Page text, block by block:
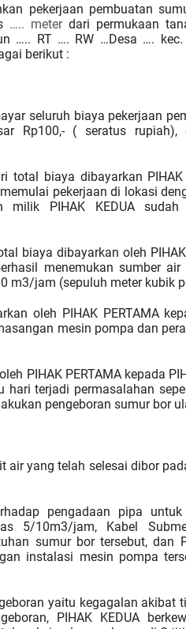
pekerjaan pembuatan
….. meterdari permukaan
….. RT …. RW …Desa ….
berikut :
seluruh biaya pekerjaan
Rp100,- ( seratus rupiah),
total biaya dibayarkan PIHAK
pekerjaan di lokasi
milik PIHAK KEDUA
biaya dibayarkan oleh
menemukan sumber
m3/jam (sepuluh meter kubik
oleh PIHAK PERTAMA
mesin pompa dan
PIHAK PERTAMA kepada
hari terjadi permasalahan
pengeboran sumur bor
air yang telah selesai dibor
pengadaan pipa untuk
5/10m3/jam, Kabel
sumur bor tersebut, dan
instalasi mesin pompa
yaitu kegagalan akibat
PIHAK KEDUA